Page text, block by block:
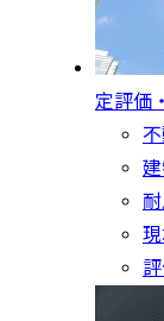
定評価